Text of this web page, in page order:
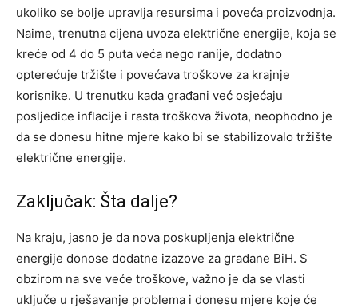
ukoliko se bolje upravlja resursima i poveća proizvodnja.
Naime, trenutna cijena uvoza električne energije, koja se
kreće od 4 do 5 puta veća nego ranije, dodatno
opterećuje tržište i povećava troškove za krajnje
korisnike. U trenutku kada građani već osjećaju
posljedice inflacije i rasta troškova života, neophodno je
da se donesu hitne mjere kako bi se stabilizovalo tržište
električne energije.
Zaključak: Šta dalje?
Na kraju, jasno je da nova poskupljenja električne
energije donose dodatne izazove za građane BiH. S
obzirom na sve veće troškove, važno je da se vlasti
uključe u rješavanje problema i donesu mjere koje će